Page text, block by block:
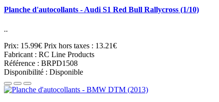
Planche d'autocollants - Audi S1 Red Bull Rallycross (1/10)
..
Prix: 15.99€ Prix hors taxes : 13.21€
Fabricant : RC Line Products
Référence : BRPD1508
Disponibilité : Disponible